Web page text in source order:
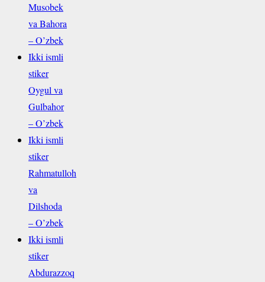
Musobek
va Bahora
– O’zbek
Ikki ismli
stiker
Oygul va
Gulbahor
– O’zbek
Ikki ismli
stiker
Rahmatulloh
va
Dilshoda
– O’zbek
Ikki ismli
stiker
Abdurazzoq